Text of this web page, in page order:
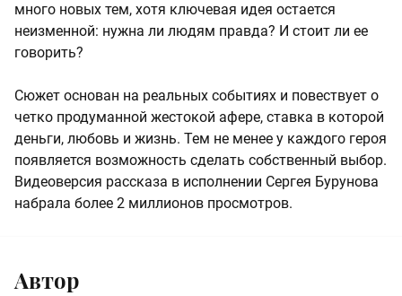
много новых тем, хотя ключевая идея остается
неизменной: нужна ли людям правда? И стоит ли ее
говорить?
Сюжет основан на реальных событиях и повествует о
четко продуманной жестокой афере, ставка в которой
деньги, любовь и жизнь. Тем не менее у каждого героя
появляется возможность сделать собственный выбор.
Видеоверсия рассказа в исполнении Сергея Бурунова
набрала более 2 миллионов просмотров.
Автор